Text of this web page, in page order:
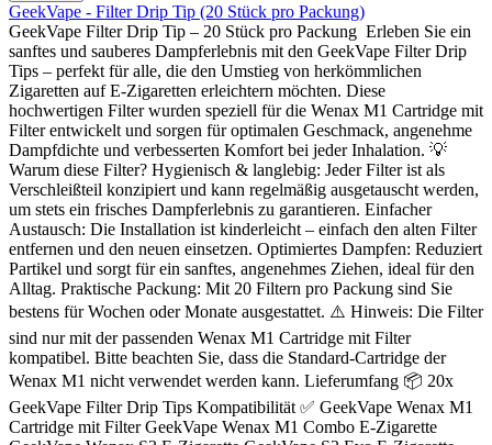
GeekVape - Filter Drip Tip (20 Stück pro Packung)
GeekVape Filter Drip Tip – 20 Stück pro Packung Erleben Sie ein
sanftes und sauberes Dampferlebnis mit den GeekVape Filter Drip
Tips – perfekt für alle, die den Umstieg von herkömmlichen
Zigaretten auf E-Zigaretten erleichtern möchten. Diese
hochwertigen Filter wurden speziell für die Wenax M1 Cartridge mit
Filter entwickelt und sorgen für optimalen Geschmack, angenehme
Dampfdichte und verbesserten Komfort bei jeder Inhalation. 💡
Warum diese Filter? Hygienisch & langlebig: Jeder Filter ist als
Verschleißteil konzipiert und kann regelmäßig ausgetauscht werden,
um stets ein frisches Dampferlebnis zu garantieren. Einfacher
Austausch: Die Installation ist kinderleicht – einfach den alten Filter
entfernen und den neuen einsetzen. Optimiertes Dampfen: Reduziert
Partikel und sorgt für ein sanftes, angenehmes Ziehen, ideal für den
Alltag. Praktische Packung: Mit 20 Filtern pro Packung sind Sie
bestens für Wochen oder Monate ausgestattet. ⚠️ Hinweis: Die Filter
sind nur mit der passenden Wenax M1 Cartridge mit Filter
kompatibel. Bitte beachten Sie, dass die Standard-Cartridge der
Wenax M1 nicht verwendet werden kann. Lieferumfang 📦 20x
GeekVape Filter Drip Tips Kompatibilität ✅ GeekVape Wenax M1
Cartridge mit Filter GeekVape Wenax M1 Combo E-Zigarette